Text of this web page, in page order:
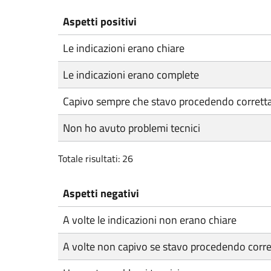
Aspetti positivi
Le indicazioni erano chiare
Le indicazioni erano complete
Capivo sempre che stavo procedendo
Non ho avuto problemi tecnici
Totale risultati: 26
Aspetti negativi
A volte le indicazioni non erano chiare
A volte non capivo se stavo procedendo